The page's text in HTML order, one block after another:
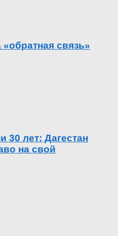
«обратная связь»
30 лет: Дагестан
на свой